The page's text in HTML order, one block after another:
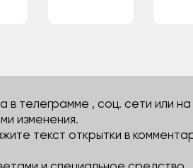
в телеграмме , соц. сети или на
изменения.
текст открытки в